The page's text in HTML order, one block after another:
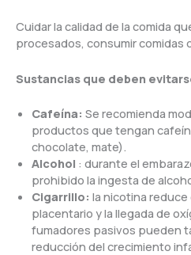
Cuidar la calidad de la comida
procesados, consumir comidas
Sustancias que deben
Cafeína: Se recomienda
productos que tengan
chocolate, mate).
Alcohol : durante el
prohibido la ingesta de
Cigarrillo: la nicotina
placentario y la llegada de
fumadores pasivos pueden
reducción del crecimiento